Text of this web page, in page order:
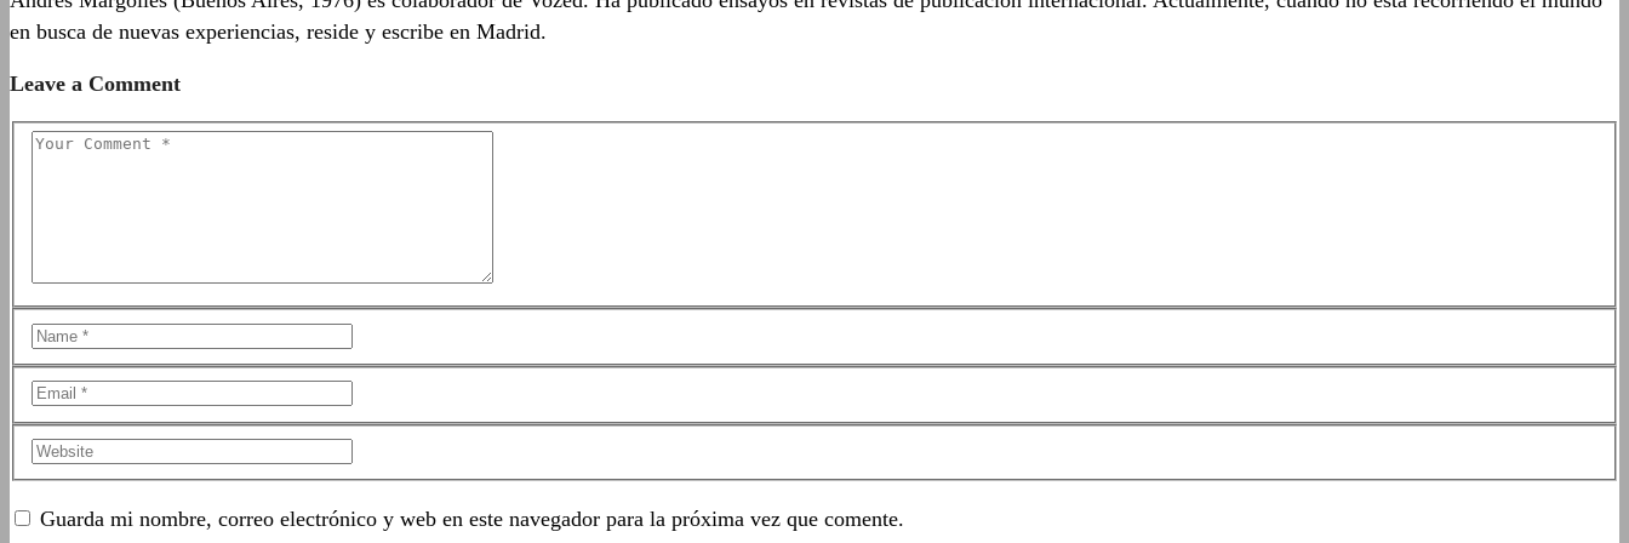
en busca de nuevas experiencias, reside y escribe en Madrid.
Leave a Comment
Guarda mi nombre, correo electrónico y web en este navegador para la próxima vez que comente.